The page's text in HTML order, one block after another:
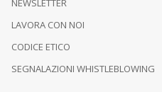
NEWSLETTER
LAVORA CON NOI
CODICE ETICO
SEGNALAZIONI WHISTLEBLOWING